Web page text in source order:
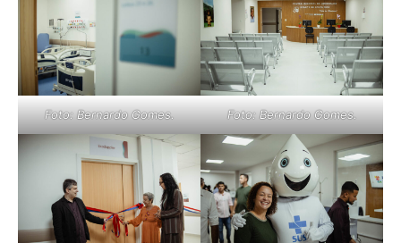
Foto: Bernardo Gomes. Foto: Bernardo Gomes.